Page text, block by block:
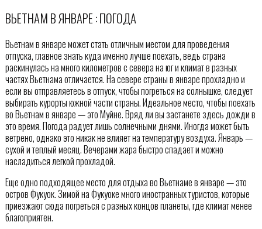
ВЬЕТНАМ В ЯНВАРЕ : ПОГОДА
Вьетнам в январе может стать отличным местом для проведения
отпуска, главное знать куда именно лучше поехать, ведь страна
раскинулась на много километров с севера на юг и климат в разных
частях Вьетнама отличается. На севере страны в январе прохладно и
если вы отправляетесь в отпуск, чтобы погреться на солнышке, следует
выбирать курорты южной части страны. Идеальное место, чтобы поехать
во Вьетнам в январе — это Муйне. Вряд ли вы застанете здесь дожди в
это время. Погода радует лишь солнечными днями. Иногда может быть
ветрено, однако это никак не влияет на температуру воздуха. Январь —
сухой и теплый месяц. Вечерами жара быстро спадает и можно
насладиться легкой прохладой.
Еще одно подходящее место для отдыха во Вьетнаме в январе — это
остров Фукуок. Зимой на Фукуоке много иностранных туристов, которые
приезжают сюда погреться с разных концов планеты, где климат менее
благоприятен.